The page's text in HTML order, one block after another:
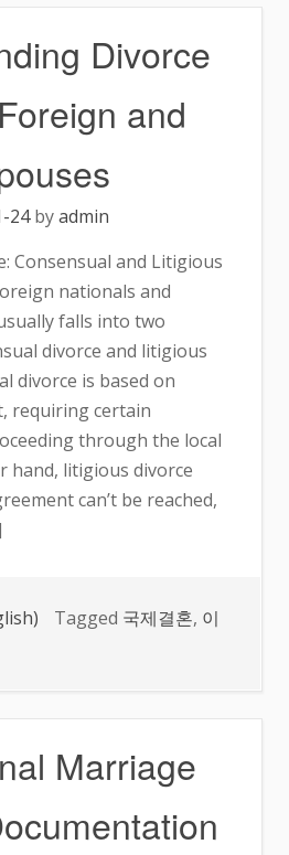
Divorce
and
24byadmin
Consensual and Litigious
nationals and
falls into two
divorce and litigious
divorce is based on
requiring certain
through the local
hand, litigious divorce
can’t be reached,
Tagged 국제결혼, 이
Marriage